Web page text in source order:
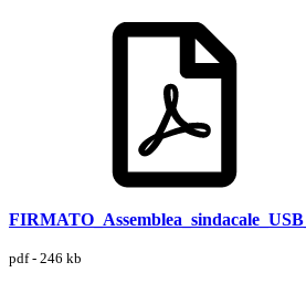
pdf - 246 kb